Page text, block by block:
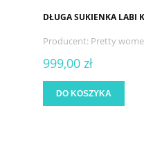
DŁUGA SUKIENKA LABI
Producent: Pretty
999,00 zł
DO KOSZYKA